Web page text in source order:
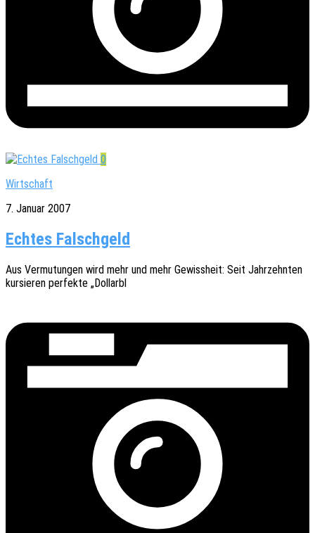
0
Wirtschaft
7. Januar 2007
Echtes Falschgeld
Aus Vermu­tun­gen wird mehr und mehr Gewiss­heit: Seit Jahr­zehn­ten
kursie­ren perfek­te „Dollarbl